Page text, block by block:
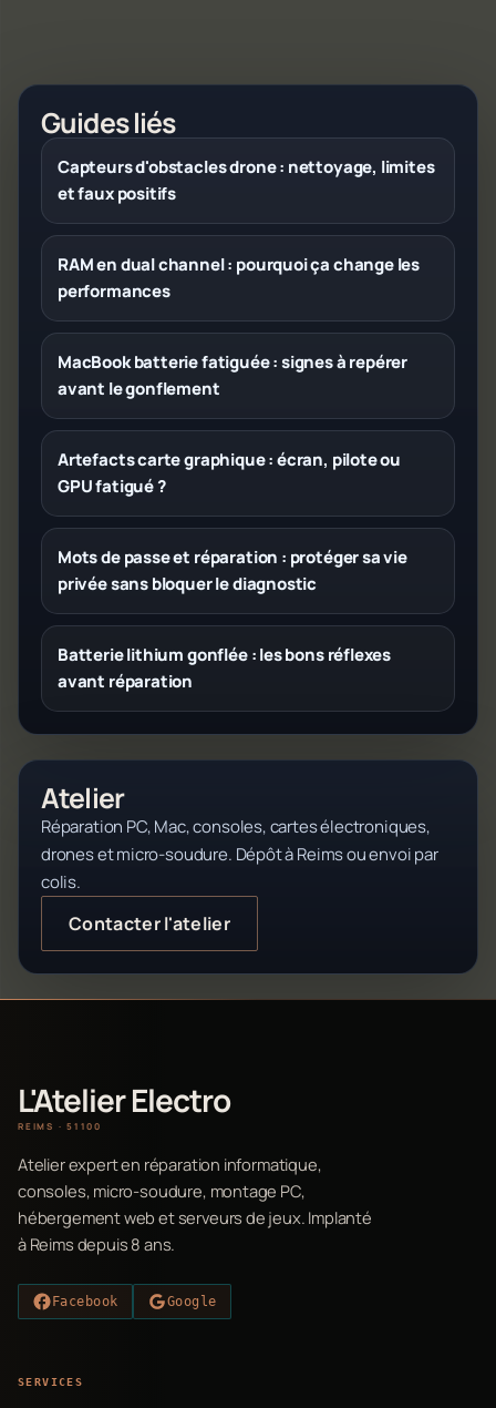
Guides liés
Capteurs d'obstacles drone : nettoyage, limites
et faux positifs
RAM en dual channel : pourquoi ça change les
performances
MacBook batterie fatiguée : signes à repérer
avant le gonflement
Artefacts carte graphique : écran, pilote ou
GPU fatigué ?
Mots de passe et réparation : protéger sa vie
privée sans bloquer le diagnostic
Batterie lithium gonflée : les bons réflexes
avant réparation
Atelier
Réparation PC, Mac, consoles, cartes électroniques,
drones et micro-soudure. Dépôt à Reims ou envoi par
colis.
Contacter l'atelier
L'Atelier Electro
REIMS · 51100
Atelier expert en réparation informatique,
consoles, micro-soudure, montage PC,
hébergement web et serveurs de jeux. Implanté
à Reims depuis 8 ans.
Facebook Google
SERVICES